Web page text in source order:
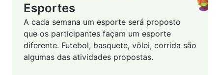
Esportes
A cada semana um esporte será proposto
que os participantes façam um esporte
diferente. Futebol, basquete, vôlei, corrida são
algumas das atividades propostas.